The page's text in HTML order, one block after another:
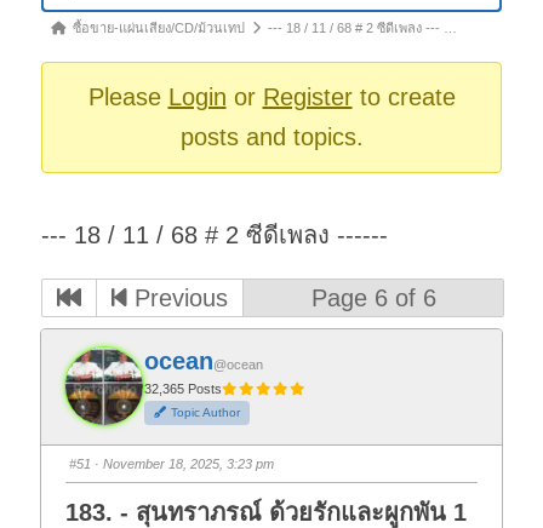
Navigation
Forumซื้อขาย-แผ่นเสียง/CD/ม้วนเทป --- 18 / 11 / 68 # 2 ซีดีเพลง --- …
Please Login or Registerto create
posts and topics.
--- 18 / 11 / 68 # 2 ซีดีเพลง ------
Previous Page 6 of 6
ocean@ocean
32,365 Posts
Topic Author
#51 · November 18, 2025, 3:23 pm
183. - สุนทราภรณ์ ด้วยรักและผูกพัน 1